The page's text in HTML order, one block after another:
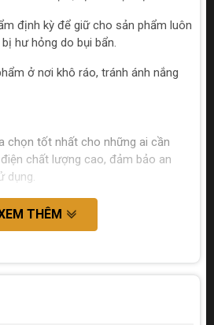
định kỳ để giữ cho sản phẩm luôn
hư hỏng do bụi bẩn.
ở nơi khô ráo, tránh ánh nắng
chọn tốt nhất cho những ai cần
chất lượng cao, đảm bảo an
dụng.
THÊM